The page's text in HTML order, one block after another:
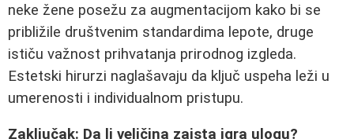
neke žene posežu za augmentacijom kako bi se
približile društvenim standardima lepote, druge
ističu važnost prihvatanja prirodnog izgleda.
Estetski hirurzi naglašavaju da ključ uspeha leži u
umerenosti i individualnom pristupu.
Zaključak: Da li veličina zaista igra ulogu?